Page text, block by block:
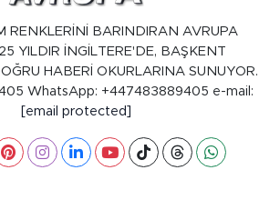
RENKLERİNİ BARINDIRAN AVRUPA
YILDIR İNGİLTERE'DE, BAŞKENT
HABERİ OKURLARINA SUNUYOR.
WhatsApp: +447483889405 e-mail:
[email protected]